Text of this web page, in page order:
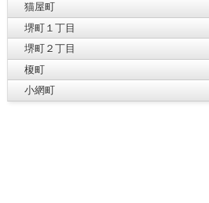
猫屋町
堺町１丁目
堺町２丁目
榎町
小網町